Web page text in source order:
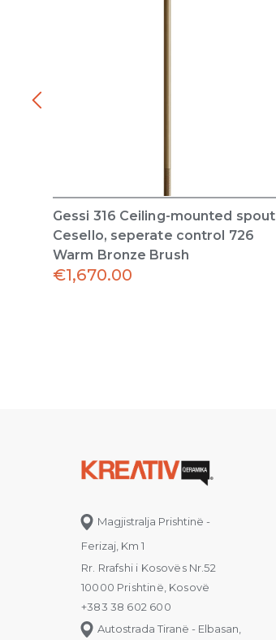
Gessi 316 Ceiling-mounted spout
Cesello, seperate control 726
Warm Bronze Brush
€1,670.00
Magjistralja Prishtinë -
Ferizaj, Km 1
Rr. Rrafshi i Kosovës Nr.52
10000 Prishtinë, Kosovë
+383 38 602 600
Autostrada Tiranë - Elbasan,